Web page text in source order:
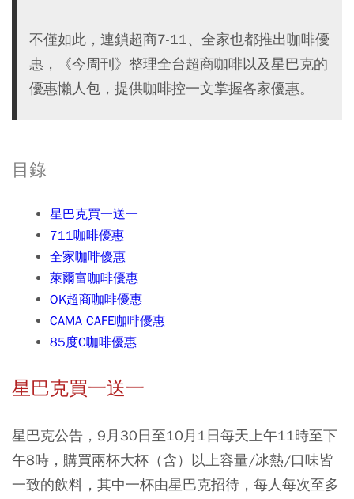
不僅如此，連鎖超商7-11、全家也都推出咖啡優
惠，《今周刊》整理全台超商咖啡以及星巴克的
優惠懶人包，提供咖啡控一文掌握各家優惠。
目錄
星巴克買一送一
711咖啡優惠
全家咖啡優惠
萊爾富咖啡優惠
OK超商咖啡優惠
CAMA CAFE咖啡優惠
85度C咖啡優惠
星巴克買一送一
星巴克公告，9月30日至10月1日每天上午11時至下
午8時，購買兩杯大杯（含）以上容量/冰熱/口味皆
一致的飲料，其中一杯由星巴克招待，每人每次至多